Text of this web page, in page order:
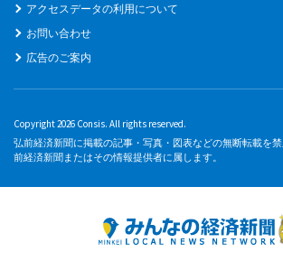
アクセスデータの利用について
お問い合わせ
広告のご案内
Copyright 2026 Consis. All rights reserved.
弘前経済新聞に掲載の記事・写真・図表などの無断転載を
前経済新聞またはその情報提供者に属します。